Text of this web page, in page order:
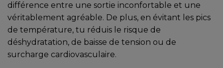
différence entre une sortie inconfortable et une
véritablement agréable. De plus, en évitant les pics
de température, tu réduis le risque de
déshydratation, de baisse de tension ou de
surcharge cardiovasculaire.